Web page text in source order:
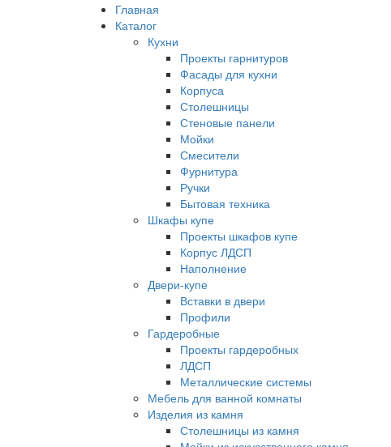
Главная
Каталог
Кухни
Проекты гарнитуров
Фасады для кухни
Корпуса
Столешницы
Стеновые панели
Мойки
Смесители
Фурнитура
Ручки
Бытовая техника
Шкафы купе
Проекты шкафов купе
Корпус ЛДСП
Наполнение
Двери-купе
Вставки в двери
Профили
Гардеробные
Проекты гардеробных
ЛДСП
Металлические системы
Мебель для ванной комнаты
Изделия из камня
Столешницы из камня